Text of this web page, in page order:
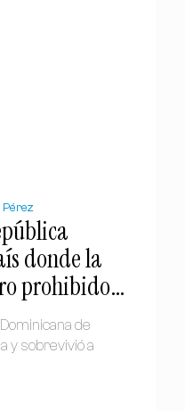
Pérez
donde la
prohibido a
de
y sobrevivió a